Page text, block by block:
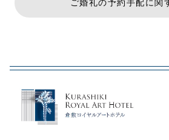
ご婚礼の予約手配に関